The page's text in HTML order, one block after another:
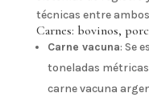
técnicas entre
Carnes: bovinos,
Carne vacuna: Se
toneladas
carne vacuna